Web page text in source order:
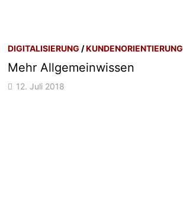
DIGITALISIERUNG /KUNDENORIENTIERUNG
Mehr Allgemeinwissen
12. Juli 2018